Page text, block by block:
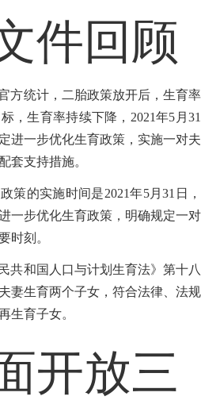
件回顾
方统计，二胎政策放开后，生育率
，生育率持续下降，2021年5月31
进一步优化生育政策，实施一对夫
套支持措施。
策的实施时间是2021年5月31日，
一步优化生育政策，明确规定一对
时刻。
共和国人口与计划生育法》第十八
妻生育两个子女，符合法律、法规
生育子女。
开放三